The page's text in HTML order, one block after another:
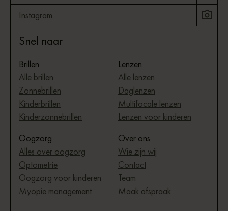
Instagram
Snel naar
Brillen
Alle brillen
Zonnebrillen
Kinderbrillen
Kinderzonnebrillen
Lenzen
Alle lenzen
Daglenzen
Multifocale lenzen
Lenzen voor kinderen
Oogzorg
Alles over oogzorg
Optometrie
Oogzorg voor kinderen
Myopie management
Over ons
Wie zijn wij
Contact
Team
Maak afspraak